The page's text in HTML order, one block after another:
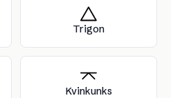
Trigon
Kvinkunks